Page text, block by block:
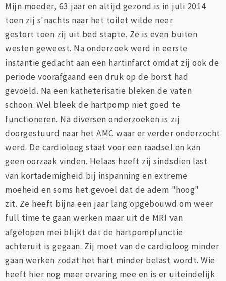
Mijn moeder, 63 jaar en altijd gezond is in juli 2014
toen zij s'nachts naar het toilet wilde neer
gestort toen zij uit bed stapte. Ze is even buiten
westen geweest. Na onderzoek werd in eerste
instantie gedacht aan een hartinfarct omdat zij ook de
periode voorafgaand een druk op de borst had
gevoeld. Na een katheterisatie bleken de vaten
schoon. Wel bleek de hartpomp niet goed te
functioneren. Na diversen onderzoeken is zij
doorgestuurd naar het AMC waar er verder onderzocht
werd. De cardioloog staat voor een raadsel en kan
geen oorzaak vinden. Helaas heeft zij sindsdien last
van kortademigheid bij inspanning en extreme
moeheid en soms het gevoel dat de adem "hoog"
zit. Ze heeft bijna een jaar lang opgebouwd om weer
full time te gaan werken maar uit de MRI van
afgelopen mei blijkt dat de hartpompfunctie
achteruit is gegaan. Zij moet van de cardioloog minder
gaan werken zodat het hart minder belast wordt. Wie
heeft hier nog meer ervaring mee en is er uiteindelijk